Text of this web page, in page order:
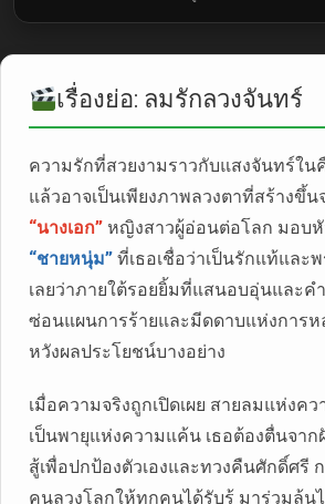
เรื่องย่อ: ลมรักลวงจันทร์
ความรักที่สวยงามราวกับแสงจันทร์ใน
แล้วอาจเป็นเพียงภาพลวงตาที่สร้างขึ้
“นางเอก” หญิงสาวผู้อ่อนต่อโลก มอบหั
“ชายหนุ่ม” ที่เธอเชื่อว่าเป็นรักแท้และ
เลยว่าภายใต้รอยยิ้มที่แสนอบอุ่นและค
ซ่อนแผนการร้ายและมีดดาบแห่งการห
หวังผลประโยชน์บางอย่าง
เมื่อความจริงถูกเปิดเผย สายลมแห่งค
เป็นพายุแห่งความแค้น เธอต้องตื่นจา
สู้เพื่อปกป้องตัวเองและทวงคืนศักดิ์ศรี
คนลวงโลกให้ทุกคนได้รับรู้ มาร่วมลุ้น